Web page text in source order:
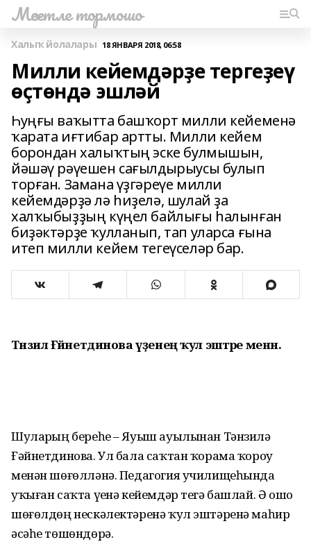
Мәсетле тормошо
Халыҡ йолалары 18 ЯНВАРЯ 2018, 06:58
Милли кейемдәрҙе тергеҙеү
өҫтөндә эшләй
Һуңғы ваҡытта башҡорт милли кейеменә
ҡарата иғтибар артты. Милли кейем
борондан халыҡтың эске булмышын,
йәшәү рәүешен сағылдырыусы булып
торған. Замана үҙгәреүе милли
кейемдәрҙә лә һиҙелә, шулай ҙа
халҡыбыҙҙың күңел байлығы һалынған
биҙәктәрҙе ҡулланып, тап уларса ғына
итеп милли кейем тегеүселәр бар.
Тәнзилә Ғәйнетдинова үҙенең ҡул эштәре менән.
Шуларҙың береһе – Яуыш ауылынан Тәнзилә
Ғәйнетдинова. Ул бала саҡтан ҡорама ҡороу
менән шөғөлләнә. Педагогия училищеһында
уҡыған саҡта үҙенә кейемдәр тегә башлай. Ә ошо
шөғөлдөң нескәлектәренә ҡул эштәренә маһир
әсәһе төшөндөрә.